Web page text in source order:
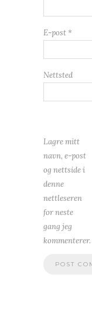
E-post *
Nettsted
Lagre mitt
navn, e-post
og nettside i
denne
nettleseren
for neste
gang jeg
kommenterer.